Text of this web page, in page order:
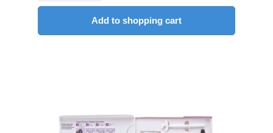
Add to shopping cart